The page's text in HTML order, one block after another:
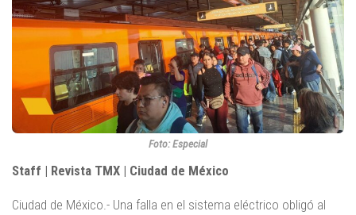
Foto: Especial
Staff | Revista TMX | Ciudad de México
Ciudad de México.- Una falla en el sistema eléctrico obligó al